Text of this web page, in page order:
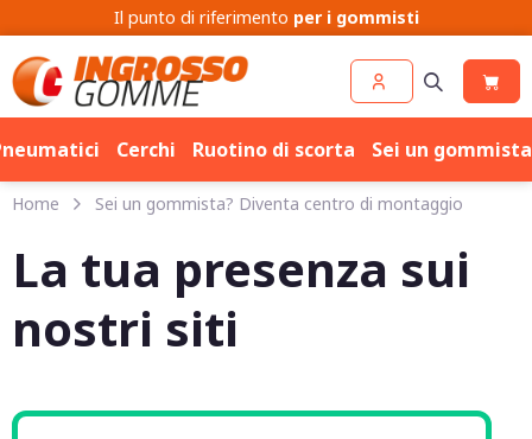
Il punto di riferimento per i gommisti
Cerchi Ruotino di scorta Sei un
Home Sei un gommista? Diventa centro di montaggio
La tua presenza sui
nostri siti